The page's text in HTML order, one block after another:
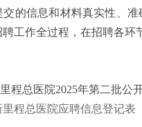
交的信息和材料真实性、
工作全过程，在招聘各环
程总医院2025年第二批公
里程总医院应聘信息登记表